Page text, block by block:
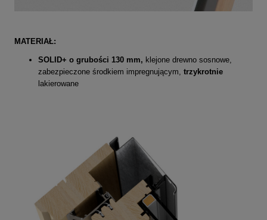
MATERIAŁ:
SOLID+ o grubości 130 mm, klejone drewno sosnowe,
zabezpieczone środkiem impregnującym, trzykrotnie
lakierowane